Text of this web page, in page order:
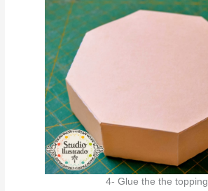
4- Glue the the topping